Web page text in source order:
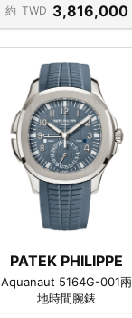
約 TWD 3,816,000
PATEK PHILIPPE
Aquanaut 5164G-001兩
地時間腕錶